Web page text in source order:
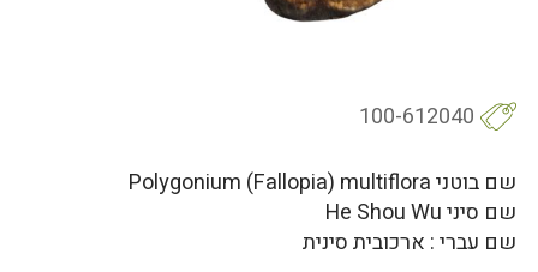
100-612040
שם בוטני Polygonium (Fallopia) multiflora
שם סיני He Shou Wu
שם עברי : ארכובית סינית